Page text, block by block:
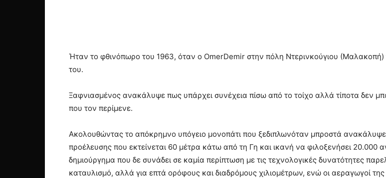
Ήταν το φθινόπωρο του 1963, όταν ο OmerDemir στην πόλη Ντερινκούγιου (Μαλακοπή)
του.
Ξαφνιασμένος ανακάλυψε πως υπάρχει συνέχεια πίσω από το τοίχο αλλά τίποτα δεν
που τον περίμενε.
Ακολουθώντας το απόκρημνο υπόγειο μονοπάτι που ξεδιπλωνόταν μπροστά
προέλευσης που εκτείνεται 60 μέτρα κάτω από τη Γη και ικανή να φιλοξενήσει
δημιούργημα που δε συνάδει σε καμία περίπτωση με τις τεχνολογικές δυνατότητες
καταυλισμό, αλλά για επτά ορόφους και διαδρόμους χιλιομέτρων, ενώ οι αεραγωγοί